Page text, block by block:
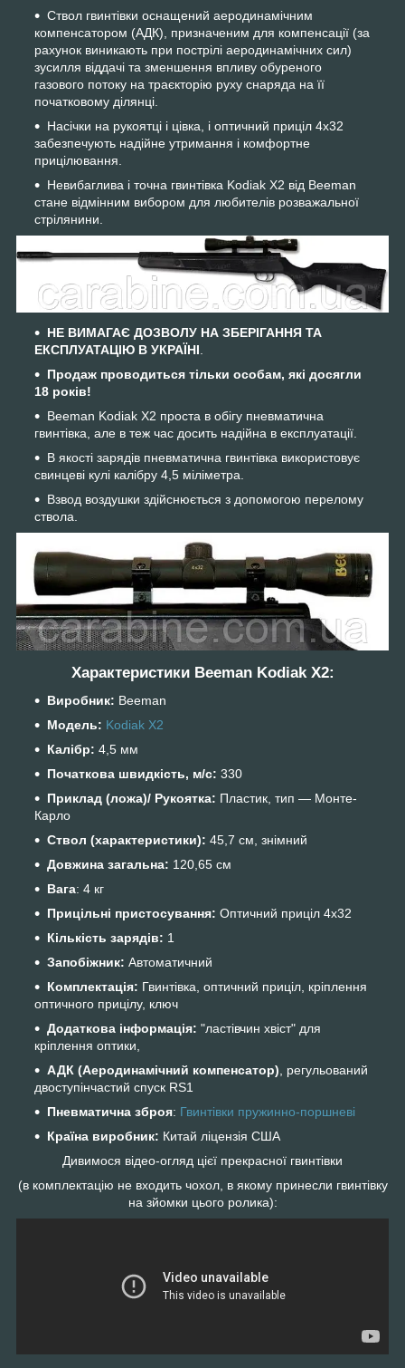
Ствол гвинтівки оснащений аеродинамічним
компенсатором (АДК), призначеним для компенсації (за
рахунок виникають при пострілі аеродинамічних сил)
зусилля віддачі та зменшення впливу обуреного
газового потоку на траєкторію руху снаряда на її
початковому ділянці.
Насічки на рукоятці і цівка, і оптичний приціл 4х32
забезпечують надійне утримання і комфортне
прицілювання.
Невибаглива і точна гвинтівка Kodiak X2 від Beeman
стане відмінним вибором для любителів розважальної
стрілянини.
НЕ ВИМАГАЄ ДОЗВОЛУ НА ЗБЕРІГАННЯ ТА
ЕКСПЛУАТАЦІЮ В УКРАЇНІ
Продаж проводиться тільки особам, які досягли
18 років!
Beeman Kodiak X2 проста в обігу пневматична
гвинтівка, але в теж час досить надійна в експлуатації.
В якості зарядів пневматична гвинтівка використовує
свинцеві кулі калібру 4,5 міліметра.
Взвод воздушки здійснюється з допомогою перелому
ствола.
Характеристики Beeman Kodiak X2:
Виробник: Beeman
Модель: Kodiak Х2
Калібр: 4,5 мм
Початкова швидкість, м/с: 330
Приклад (ложа)/ Рукоятка: Пластик, тип ― Монте-
Карло
Ствол (характеристики): 45,7 см, знімний
Довжина загальна: 120,65 см
Вага: 4 кг
Прицільні пристосування: Оптичний приціл 4х32
Кількість зарядів: 1
Запобіжник: Автоматичний
Комплектація: Гвинтівка, оптичний приціл, кріплення
оптичного прицілу, ключ
Додаткова інформація: "ластівчин хвіст" для
кріплення оптики,
АДК (Аеродинамічний компенсатор) , регульований
двоступінчастий спуск RS1
Пневматична зброя: Гвинтівки пружинно-поршневі
Країна виробник: Китай ліцензія США
Дивимося відео-огляд цієї прекрасної гвинтівки
(в комплектацію не входить чохол, в якому принесли гвинтівку
на зйомки цього ролика):